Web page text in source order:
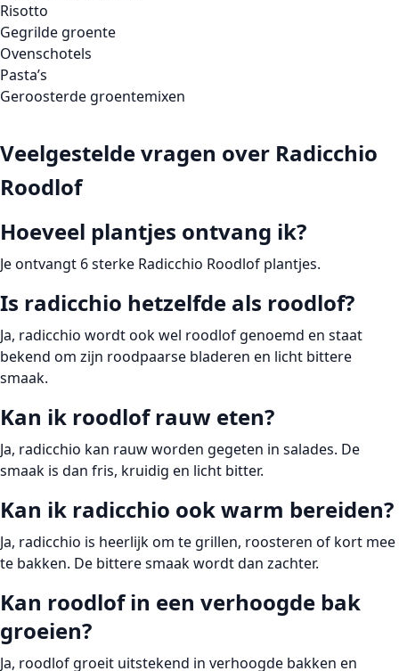
Risotto
Gegrilde groente
Ovenschotels
Pasta’s
Geroosterde groentemixen
Veelgestelde vragen over Radicchio
Roodlof
Hoeveel plantjes ontvang ik?
Je ontvangt 6 sterke Radicchio Roodlof plantjes.
Is radicchio hetzelfde als roodlof?
Ja, radicchio wordt ook wel roodlof genoemd en staat
bekend om zijn roodpaarse bladeren en licht bittere
smaak.
Kan ik roodlof rauw eten?
Ja, radicchio kan rauw worden gegeten in salades. De
smaak is dan fris, kruidig en licht bitter.
Kan ik radicchio ook warm bereiden?
Ja, radicchio is heerlijk om te grillen, roosteren of kort mee
te bakken. De bittere smaak wordt dan zachter.
Kan roodlof in een verhoogde bak
groeien?
Ja, roodlof groeit uitstekend in verhoogde bakken en